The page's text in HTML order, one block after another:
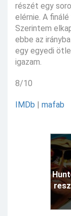
részét egy
elérnie. A
Szerintem
ebbe az
egy egyedi
igazam.
8/10
IMDb | mafab